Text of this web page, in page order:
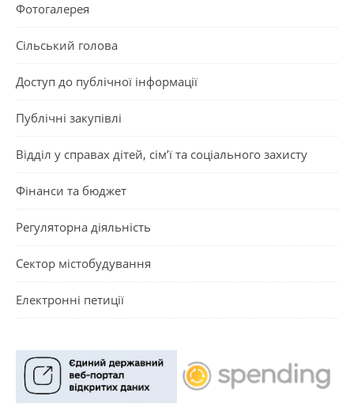
Фотогалерея
Сільський голова
Доступ до публічної інформації
Публічні закупівлі
Відділ у справах дітей, сім’ї та соціального захисту
Фінанси та бюджет
Регуляторна діяльність
Сектор містобудування
Електронні петиції